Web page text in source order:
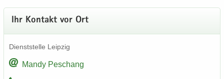
Ihr Kon­takt vor Ort
Dienst­stel­le Leip­zig
Mandy Peschang